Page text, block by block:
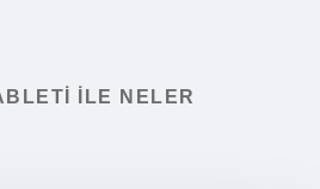
ILE NELER